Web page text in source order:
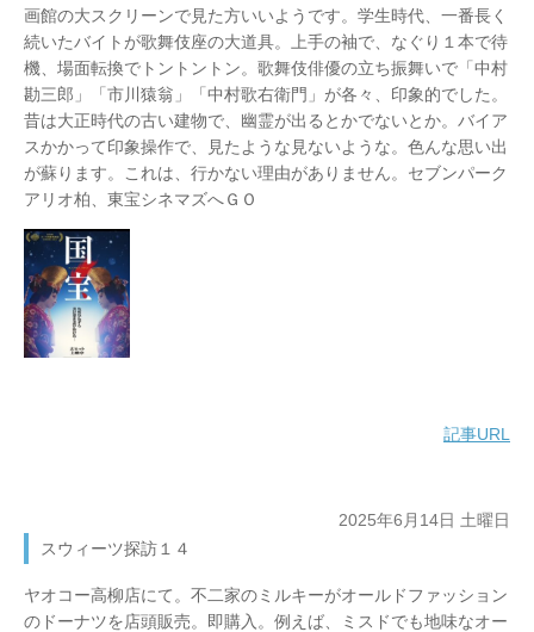
画館の大スクリーンで見た方いいようです。学生時代、一番長く
続いたバイトが歌舞伎座の大道具。上手の袖で、なぐり１本で待
機、場面転換でトントントン。歌舞伎俳優の立ち振舞いで「中村
勘三郎」「市川猿翁」「中村歌右衛門」が各々、印象的でした。
昔は大正時代の古い建物で、幽霊が出るとかでないとか。バイア
スかかって印象操作で、見たような見ないような。色んな思い出
が蘇ります。これは、行かない理由がありません。セブンパーク
アリオ柏、東宝シネマズへＧＯ
記事URL
2025年6月14日 土曜日
スウィーツ探訪１４
ヤオコー高柳店にて。不二家のミルキーがオールドファッション
のドーナツを店頭販売。即購入。例えば、ミスドでも地味なオー